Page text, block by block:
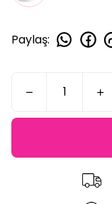
Paylaş: